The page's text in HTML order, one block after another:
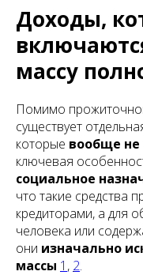
Доходы,
массу
Помимо
существует
которые вообще
ключевая
социальное
что такие средства
кредиторами, а для
человека или
они изначально
массы 1 , 2.